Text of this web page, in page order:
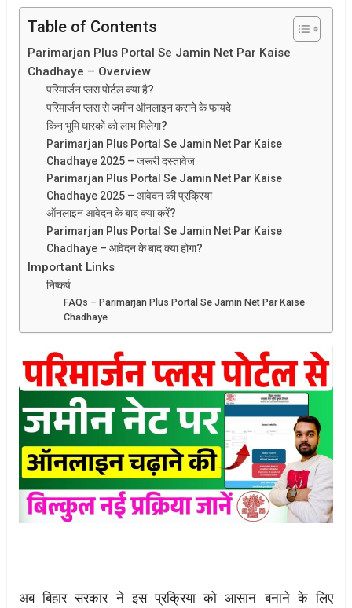
Table of Contents
Parimarjan Plus Portal Se Jamin Net Par Kaise
Chadhaye – Overview
परिमार्जन प्लस पोर्टल क्या है?
परिमार्जन प्लस से जमीन ऑनलाइन कराने के फायदे
किन भूमि धारकों को लाभ मिलेगा?
Parimarjan Plus Portal Se Jamin Net Par Kaise
Chadhaye 2025 – जरूरी दस्तावेज
Parimarjan Plus Portal Se Jamin Net Par Kaise
Chadhaye 2025 – आवेदन की प्रक्रिया
ऑनलाइन आवेदन के बाद क्या करें?
Parimarjan Plus Portal Se Jamin Net Par Kaise
Chadhaye – आवेदन के बाद क्या होगा?
Important Links
निष्कर्ष
FAQs – Parimarjan Plus Portal Se Jamin Net Par Kaise
Chadhaye
अब बिहार सरकार ने इस प्रक्रिया को आसान बनाने के लिए